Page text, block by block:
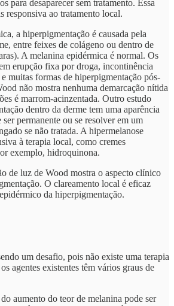
para desaparecer sem tratamento. Essa
responsiva ao tratamento local.
a hiperpigmentação é causada pela
entre feixes de colágeno ou dentro de
A melanina epidérmica é normal. Os
erupção fixa por droga, incontinência
muitas formas de hiperpigmentação pós-
não mostra nenhuma demarcação nítida
é marrom-acinzentada. Outro estudo
dentro da derme tem uma aparência
permanente ou se resolver em um
se não tratada. A hipermelanose
à terapia local, como cremes
exemplo, hidroquinona.
de luz de Wood mostra o aspecto clínico
O clareamento local é eficaz
da hiperpigmentação.
um desafio, pois não existe uma terapia
agentes existentes têm vários graus de
aumento do teor de melanina pode ser